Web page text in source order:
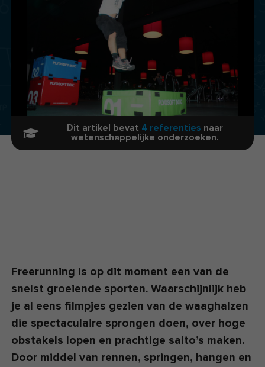
Dit artikel bevat 4 referenties naar
wetenschappelijke onderzoeken.
Freerunning is op dit moment een van de
snelst groeiende sporten. Waarschijnlijk heb
je al eens filmpjes gezien van de waaghalzen
die spectaculaire sprongen doen, over hoge
obstakels lopen en prachtige salto’s maken.
Door middel van rennen, springen, hangen en